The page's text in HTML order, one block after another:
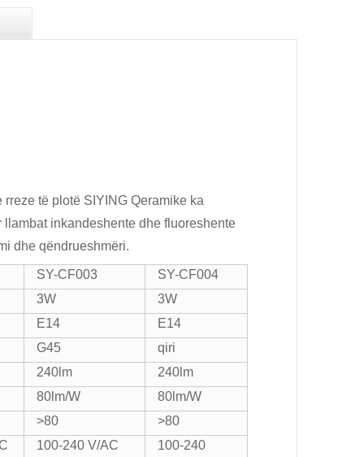
të plotë SIYING Qeramike ka
inkandeshente dhe fluoreshente
dhe qëndrueshmëri.
SY-CF003
SY-CF004
3W
3W
E14
E14
G45
qiri
240lm
240lm
80lm/W
80lm/W
>80
>80
100-240 V/AC
100-240